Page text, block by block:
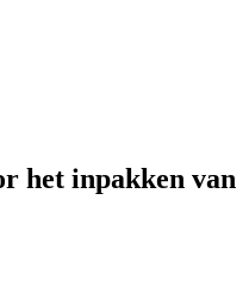
het inpakken van